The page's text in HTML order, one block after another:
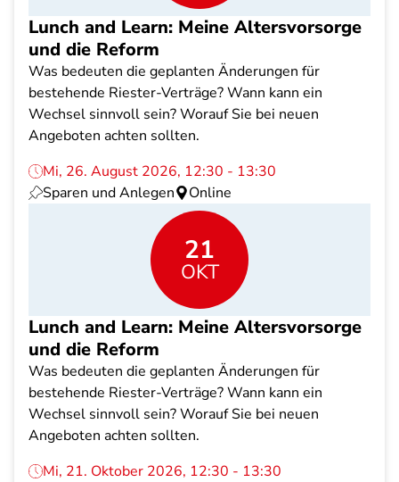
Lunch and Learn: Meine Altersvorsorge
und die Reform
Was bedeuten die geplanten Änderungen für
bestehende Riester-Verträge? Wann kann ein
Wechsel sinnvoll sein? Worauf Sie bei neuen
Angeboten achten sollten.
Mi, 26. August 2026, 12:30 - 13:30
Sparen und Anlegen
Online
21
OKT
Lunch and Learn: Meine Altersvorsorge
und die Reform
Was bedeuten die geplanten Änderungen für
bestehende Riester-Verträge? Wann kann ein
Wechsel sinnvoll sein? Worauf Sie bei neuen
Angeboten achten sollten.
Mi, 21. Oktober 2026, 12:30 - 13:30